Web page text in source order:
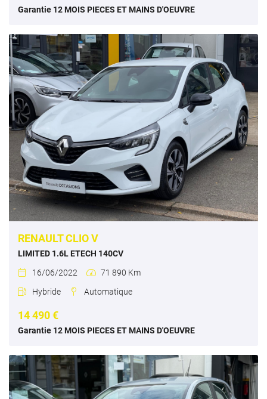
Garantie 12 MOIS PIECES ET MAINS D'OEUVRE
RENAULT CLIO V
LIMITED 1.6L ETECH 140CV
 16/06/2022  71 890 Km
 Hybride  Automatique
14 490 €
Garantie 12 MOIS PIECES ET MAINS D'OEUVRE